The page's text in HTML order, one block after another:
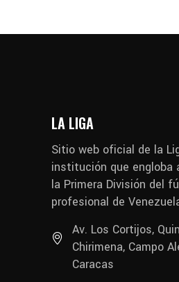
LA LIGA
Sitio web oficial de la
institución que engloba
la Primera División del
profesional de
Av. Los Cortijos,
Chirimena, Campo
Caracas